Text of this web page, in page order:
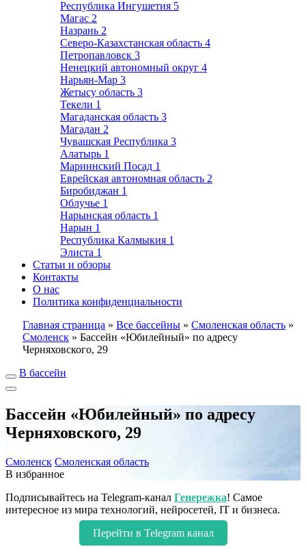
Республика Ингушетия 5
Магас 2
Назрань 2
Северо-Казахстанская область 4
Петропавловск 3
Ненецкий автономный округ 4
Нарьян-Мар 3
Жетысу область 3
Текели 1
Магаданская область 3
Магадан 2
Чувашская Республика 3
Алатырь 1
Мариинский Посад 1
Еврейская автономная область 2
Биробиджан 1
Облучье 1
Нарынская область 1
Нарын 1
Республика Калмыкия 1
Элиста 1
Статьи и обзоры
Контакты
О нас
Политика конфиденциальности
Главная страница » Все бассейны » Смоленская область »
Смоленск » Бассейн «Юбилейный» по адресу
Черняховского, 29
В бассейн
Бассейн «Юбилейный» по адресу
Черняховского, 29
Смоленск Смоленская область
В избранное
Подписывайтесь на Telegram-канал Генережка! Самое
интересное из мира технологий, нейросетей, IT и бизнеса.
Перейти в Telegram канал